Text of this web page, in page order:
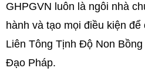
GHPGVN luôn là ngôi nhà
hành và tạo mọi điều kiện
Liên Tông Tịnh Độ Non
Đạo Pháp.